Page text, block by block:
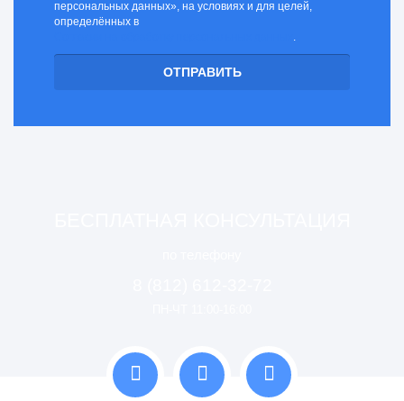
персональных данных», на условиях и для целей,
определённых в